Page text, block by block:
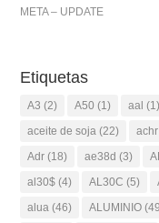
META – UPDATE
Etiquetas
A3 (2) A50 (1) aal (1)
aceite de soja (22) achr
Adr (18) ae38d (3)
al30$ (4) AL30C (5)
alua (46) ALUMINIO